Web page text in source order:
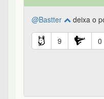
@Bastter deixa o
9 0